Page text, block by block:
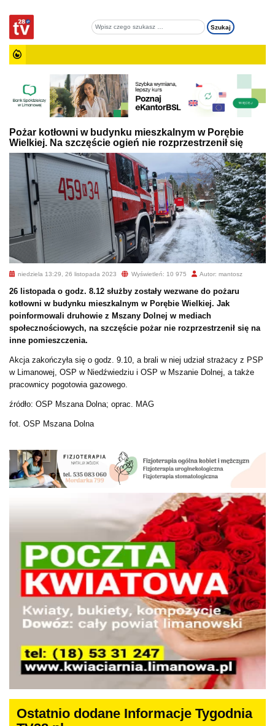
Pożar kotłowni w budynku mieszkalnym w Porębie
Wielkiej. Na szczęście ogień nie rozprzestrzenił się
niedziela 13:29, 26 listopada 2023 Wyświetleń: 10 975 Autor: mantosz
26 listopada o godz. 8.12 służby zostały wezwane do pożaru
kotłowni w budynku mieszkalnym w Porębie Wielkiej. Jak
poinformowali druhowie z Mszany Dolnej w mediach
społecznościowych, na szczęście pożar nie rozprzestrzenił się na
inne pomieszczenia.
Akcja zakończyła się o godz. 9.10, a brali w niej udział strażacy z PSP
w Limanowej, OSP w Niedźwiedziu i OSP w Mszanie Dolnej, a także
pracownicy pogotowia gazowego.
źródło: OSP Mszana Dolna; oprac. MAG
fot. OSP Mszana Dolna
Ostatnio dodane Informacje Tygodnia